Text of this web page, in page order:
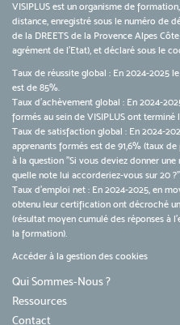
VISIPLUS est un organisme de
distance, enregistré sous le numéro de
de la DREETS de la Provence Alpes
agrément de l’Etat), et déclaré sous le
Taux de réussite global : En 2024-2025
est de 85%.
Taux d’achèvement global : En 2024-
formés au sein de VISIPLUS ont
Taux de satisfaction global : En 2024-
apprenants formés est de 91,6% (taux
à la question "Si vous deviez donner
quelle note lui accorderiez-vous sur 20
Taux d’emploi net : En 2024-2025, en
obtenu leur certification ont décroché
(résultat moyen cumulé des réponses à
la formation).
Accéder à la gestion des cookies
Qui Sommes-Nous ?
Ressources
Contact